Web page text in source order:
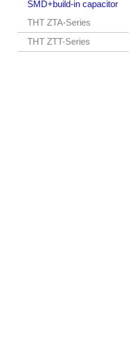
SMD+build-in capacitor
THT ZTA-Series
THT ZTT-Series